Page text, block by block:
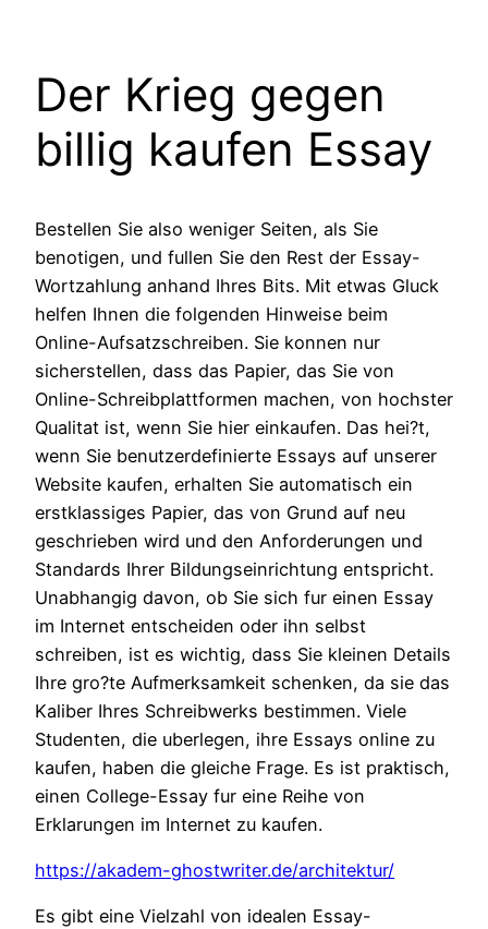
Der Krieg gegen
billig kaufen Essay
Bestellen Sie also weniger Seiten, als Sie
benotigen, und fullen Sie den Rest der Essay-
Wortzahlung anhand Ihres Bits. Mit etwas Gluck
helfen Ihnen die folgenden Hinweise beim
Online-Aufsatzschreiben. Sie konnen nur
sicherstellen, dass das Papier, das Sie von
Online-Schreibplattformen machen, von hochster
Qualitat ist, wenn Sie hier einkaufen. Das hei?t,
wenn Sie benutzerdefinierte Essays auf unserer
Website kaufen, erhalten Sie automatisch ein
erstklassiges Papier, das von Grund auf neu
geschrieben wird und den Anforderungen und
Standards Ihrer Bildungseinrichtung entspricht.
Unabhangig davon, ob Sie sich fur einen Essay
im Internet entscheiden oder ihn selbst
schreiben, ist es wichtig, dass Sie kleinen Details
Ihre gro?te Aufmerksamkeit schenken, da sie das
Kaliber Ihres Schreibwerks bestimmen. Viele
Studenten, die uberlegen, ihre Essays online zu
kaufen, haben die gleiche Frage. Es ist praktisch,
einen College-Essay fur eine Reihe von
Erklarungen im Internet zu kaufen.
https://akadem-ghostwriter.de/architektur/
Es gibt eine Vielzahl von idealen Essay-